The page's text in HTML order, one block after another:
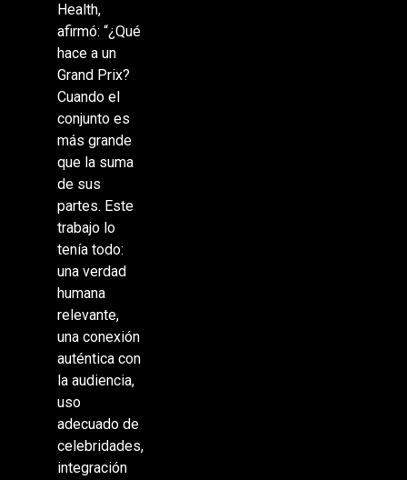
Health,
afirmó: “¿Qué
hace a un
Grand Prix?
Cuando el
conjunto es
más grande
que la suma
de sus
partes. Este
trabajo lo
tenía todo:
una verdad
humana
relevante,
una conexión
auténtica con
la audiencia,
uso
adecuado de
celebridades,
integración